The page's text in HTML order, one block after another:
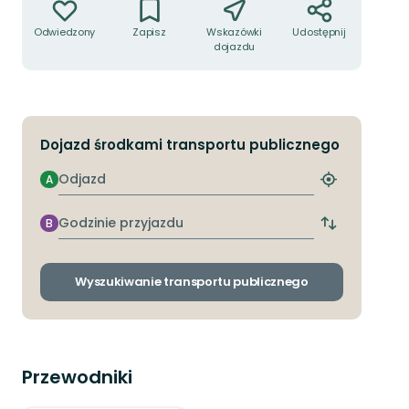
Odwiedzony Zapisz
Wskazówki
dojazdu
Udostępnij
Dojazd środkami transportu publicznego
Odjazd
A
Znajdź
przystanek
Godzinie
przyjazdu
B
Zmiana
odjazdu
przyjazdu
Wyszukiwanie transportu publicznego
Przewodniki